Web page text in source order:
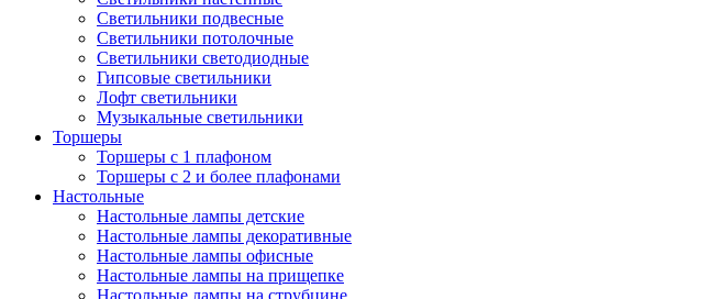
Светильники подвесные
Светильники потолочные
Светильники светодиодные
Гипсовые светильники
Лофт светильники
Музыкальные светильники
Торшеры
Торшеры с 1 плафоном
Торшеры с 2 и более плафонами
Настольные
Настольные лампы детские
Настольные лампы декоративные
Настольные лампы офисные
Настольные лампы на прищепке
Настольные лампы на струбцине